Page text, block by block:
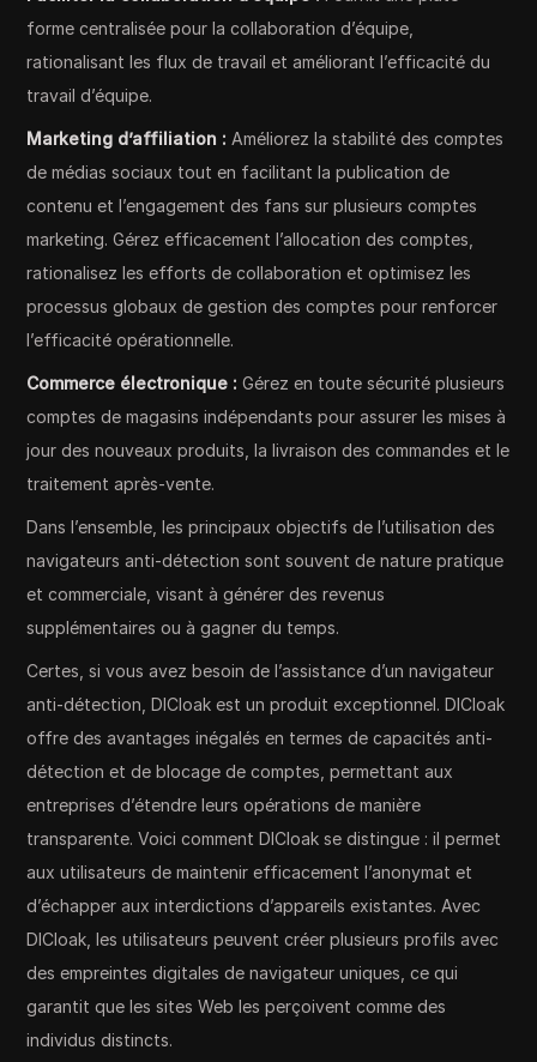
forme centralisée pour la collaboration d’équipe,
rationalisant les flux de travail et améliorant l’efficacité du
travail d’équipe.
Marketing d’affiliation : Améliorez la stabilité des comptes
de médias sociaux tout en facilitant la publication de
contenu et l’engagement des fans sur plusieurs comptes
marketing. Gérez efficacement l’allocation des comptes,
rationalisez les efforts de collaboration et optimisez les
processus globaux de gestion des comptes pour renforcer
l’efficacité opérationnelle.
Commerce électronique :Gérez en toute sécurité plusieurs
comptes de magasins indépendants pour assurer les mises à
jour des nouveaux produits, la livraison des commandes et le
traitement après-vente.
Dans l’ensemble, les principaux objectifs de l’utilisation des
navigateurs anti-détection sont souvent de nature pratique
et commerciale, visant à générer des revenus
supplémentaires ou à gagner du temps.
Certes, si vous avez besoin de l’assistance d’un navigateur
anti-détection, DICloak est un produit exceptionnel. DICloak
offre des avantages inégalés en termes de capacités anti-
détection et de blocage de comptes, permettant aux
entreprises d’étendre leurs opérations de manière
transparente. Voici comment DICloak se distingue : il permet
aux utilisateurs de maintenir efficacement l’anonymat et
d’échapper aux interdictions d’appareils existantes. Avec
DICloak, les utilisateurs peuvent créer plusieurs profils avec
des empreintes digitales de navigateur uniques, ce qui
garantit que les sites Web les perçoivent comme des
individus distincts.